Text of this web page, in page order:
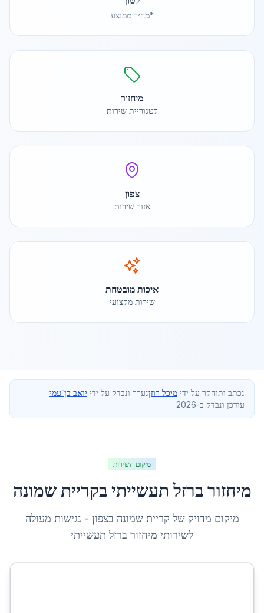
*מחיר ממוצע
מיחזור
קטגוריית שירות
צפון
אזור שירות
איכות מובטחת
שירות מקצועי
נכתב ותוחקר על ידי מיכל רוזןנערך ונבדק על ידי יואב בן־עמי
עודכן ונבדק ב-2026
מיקום השירות
מיחזור ברזל תעשייתיבקריית שמונה
מיקום מדויק של קריית שמונה בצפון - נגישות מעולה
לשירותי מיחזור ברזל תעשייתי